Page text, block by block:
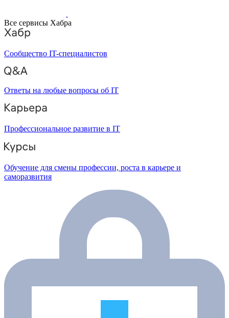
Все сервисы Хабра
Сообщество IT-специалистов
Ответы на любые вопросы об IT
Профессиональное развитие в IT
Обучение для смены профессии, роста в карьере и
саморазвития